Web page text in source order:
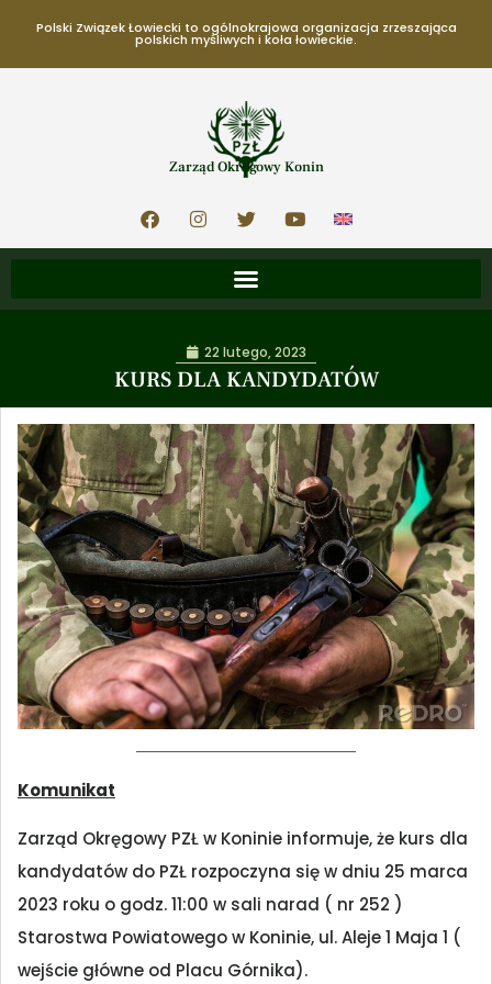
Polski Związek Łowiecki to ogólnokrajowa organizacja zrzeszająca
polskich myśliwych i koła łowieckie.
Zarząd Okręgowy Konin
KURS DLA KANDYDATÓW
22 lutego, 2023
Komunikat
Zarząd Okręgowy PZŁ w Koninie informuje, że kurs dla
kandydatów do PZŁ rozpoczyna się w dniu 25 marca
2023 roku o godz. 11:00 w sali narad ( nr 252 )
Starostwa Powiatowego w Koninie, ul. Aleje 1 Maja 1 (
wejście główne od Placu Górnika).